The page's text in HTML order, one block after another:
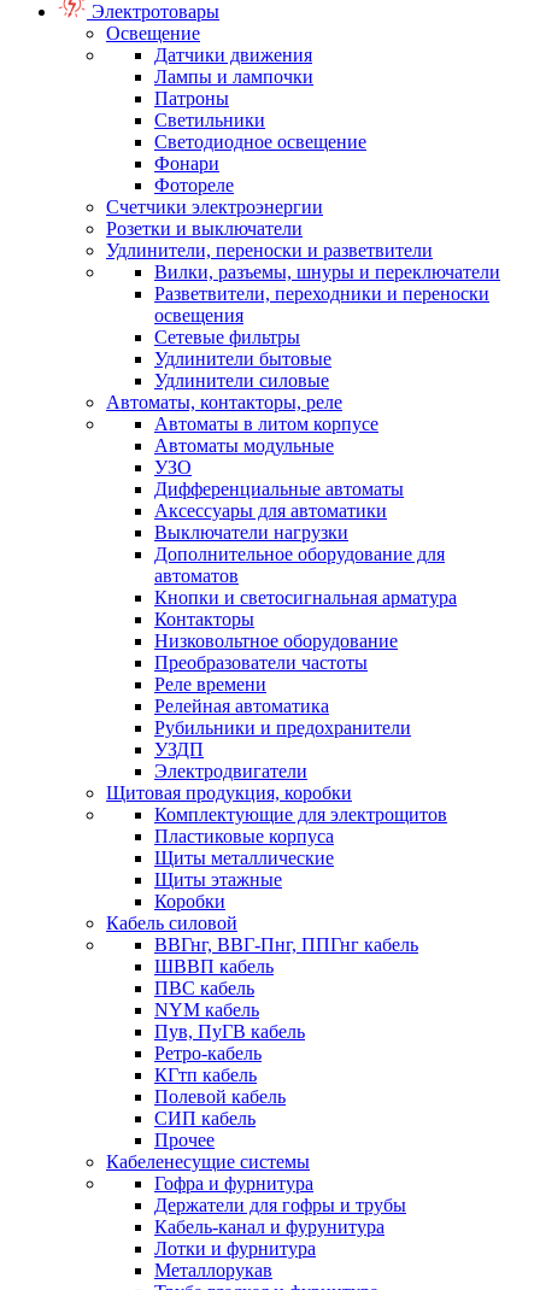
Электротовары
Освещение
Датчики движения
Лампы и лампочки
Патроны
Светильники
Светодиодное освещение
Фонари
Фотореле
Счетчики электроэнергии
Розетки и выключатели
Удлинители, переноски и разветвители
Вилки, разъемы, шнуры и переключатели
Разветвители, переходники и переноски
освещения
Сетевые фильтры
Удлинители бытовые
Удлинители силовые
Автоматы, контакторы, реле
Автоматы в литом корпусе
Автоматы модульные
УЗО
Дифференциальные автоматы
Аксессуары для автоматики
Выключатели нагрузки
Дополнительное оборудование для
автоматов
Кнопки и светосигнальная арматура
Контакторы
Низковольтное оборудование
Преобразователи частоты
Реле времени
Релейная автоматика
Рубильники и предохранители
УЗДП
Электродвигатели
Щитовая продукция, коробки
Комплектующие для электрощитов
Пластиковые корпуса
Щиты металлические
Щиты этажные
Коробки
Кабель силовой
ВВГнг, ВВГ-Пнг, ППГнг кабель
ШВВП кабель
ПВС кабель
NYM кабель
Пув, ПуГВ кабель
Ретро-кабель
КГтп кабель
Полевой кабель
СИП кабель
Прочее
Кабеленесущие системы
Гофра и фурнитура
Держатели для гофры и трубы
Кабель-канал и фурунитура
Лотки и фурнитура
Металлорукав